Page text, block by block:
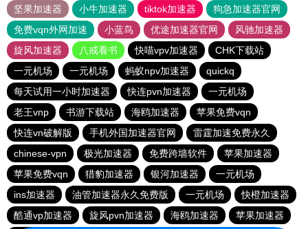
坚果加速器
小牛加速器 tiktok加速器
狗急加速器官网
免费vqn外网加速
小蓝鸟 优途加速器官网
风驰加速器
旋风加速器
八戒看书 快喵vpv加速器
CHK下载站
一元机场
一元机场 蚂蚁npv加速器
quickq
每天试用一小时加速器
快连pvn加速器
一元机场
老王vnp
书游下载站 海鸥加速器
苹果免费vqn
快连vn破解版
手机外国加速器官网
雷霆加速免费永久
chinese-vpn
极光加速器 免费跨墙软件
苹果加速器
苹果免费vqn
猎豹加速器 银河加速器
一元机场
ins加速器
油管加速器永久免费版 一元机场
快橙加速器
酷通vp加速器
旋风pvn加速器 海鸥加速器 苹果加速器